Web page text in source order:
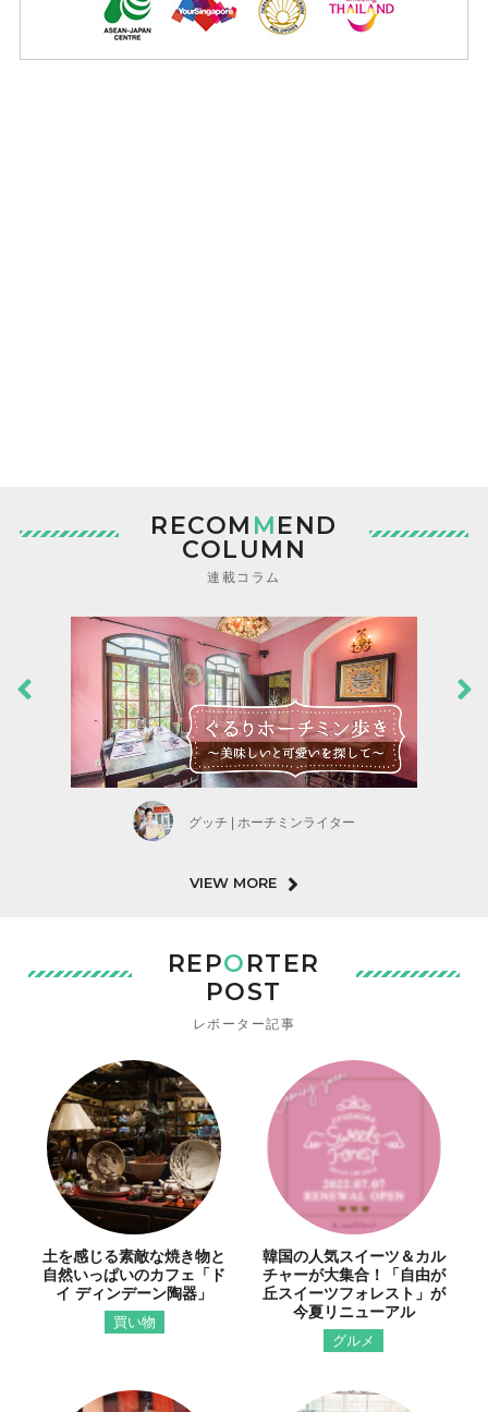
RECOM MEND
COLUMN
連載コラム
グッチ | ホーチミンライター
VIEW MORE
REPORTER
POST
レポーター記事
土を感じる素敵な焼き物と
自然いっぱいのカフェ「ド
イ ディンデーン陶器」
買い物
韓国の人気スイーツ＆カル
チャーが大集合！「自由が
丘スイーツフォレスト」が
今夏リニューアル
グルメ